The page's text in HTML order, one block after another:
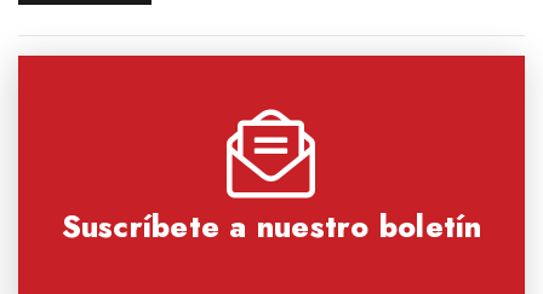
Suscríbete a nuestro boletín